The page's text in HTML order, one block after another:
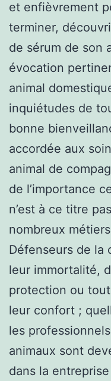
et enfièvrement
terminer,
de sérum de son
évocation
animal
inquiétudes de
bonne
accordée aux
animal de
de l’importance
n’est à ce titre
nombreux
Défenseurs de la
leur immortalité,
protection ou
leur confort ;
les
animaux sont
dans la